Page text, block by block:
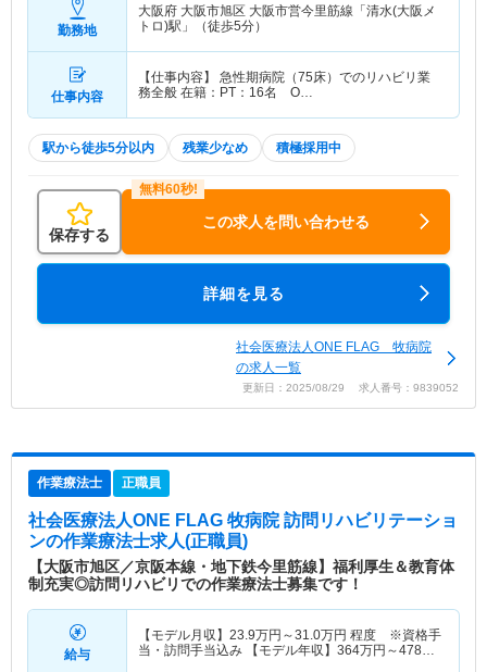
勤務地
大阪府 大阪市旭区 大阪市営今里筋線「清水(大阪メ
トロ)駅」（徒歩5分）
仕事内容
【仕事内容】 急性期病院（75床）でのリハビリ業
務全般 在籍：PT：16名 O…
駅から徒歩5分以内 残業少なめ 積極採用中
保存する
この求人を問い合わせる
詳細を見る
社会医療法人ONE FLAG 牧病院
の求人一覧
更新日：2025/08/29 求人番号：9839052
作業療法士 正職員
社会医療法人ONE FLAG 牧病院 訪問リハビリテーショ
ンの作業療法士求人(正職員)
【大阪市旭区／京阪本線・地下鉄今里筋線】福利厚生＆教育体
制充実◎訪問リハビリでの作業療法士募集です！
給与
【モデル月収】 23.9万円～31.0万円 程度 ※資格手
当・訪問手当込み 【モデル年収】 364万円～478万